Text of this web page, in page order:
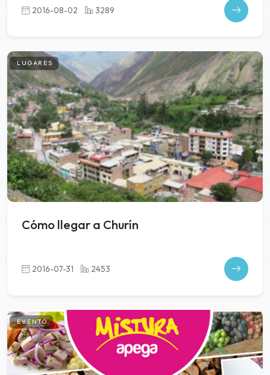
2016-08-02 3289
LUGARES
Cómo llegar a Churín
2016-07-31 2453
EVENTO